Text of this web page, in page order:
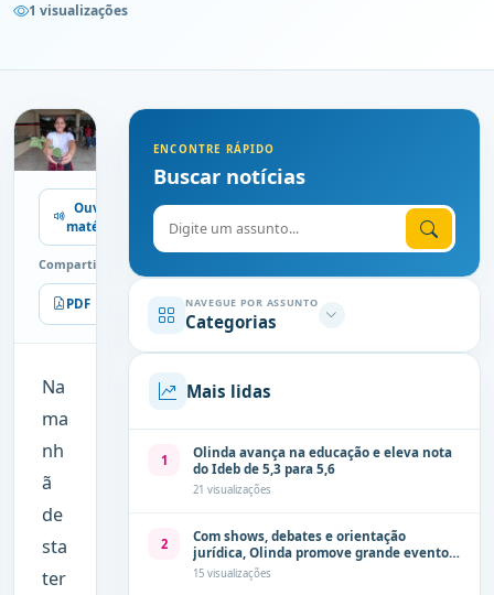
1 visualizações
Ouvir
matéria
Compartilhe
PDF Imprimir
Na
ma
nh
ã
de
sta
ter
ENCONTRE RÁPIDO
Buscar notícias
Digite o assunto
NAVEGUE POR ASSUNTO
Categorias
Mais lidas
1
Olinda avança na educação e eleva nota
do Ideb de 5,3 para 5,6
21 visualizações
2
Com shows, debates e orientação
jurídica, Olinda promove grande evento
de combate à violência contra a mulher
neste sábado (8)
15 visualizações